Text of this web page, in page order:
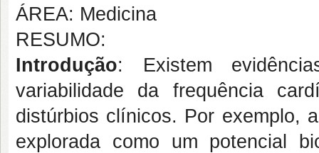
ÁREA: Medicina
RESUMO:
Introdução: Existem
variabilidade da frequência
distúrbios clínicos. Por exemplo,
explorada como um potencial